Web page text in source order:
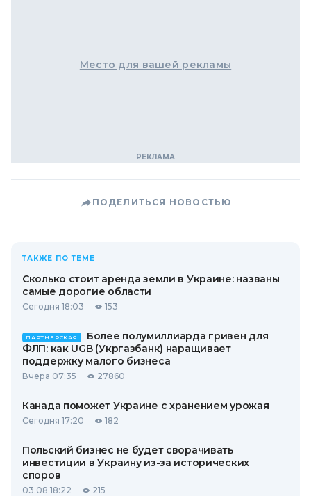
Место для вашей рекламы
ПОДЕЛИТЬСЯ НОВОСТЬЮ
ТАКЖЕ ПО ТЕМЕ
Сколько стоит аренда земли в Украине: названы
самые дорогие области
Сегодня 18:03 153
ПАРТНЕРСКАЯ
Более полумиллиарда гривен для
ФЛП: как UGB (Укргазбанк) наращивает
поддержку малого бизнеса
Вчера 07:35 27860
Канада поможет Украине с хранением урожая
Сегодня 17:20 182
Польский бизнес не будет сворачивать
инвестиции в Украину из-за исторических
споров
03.08 18:22 215